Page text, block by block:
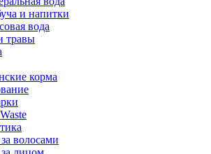
и напитки
вода
травы
корма
волосами